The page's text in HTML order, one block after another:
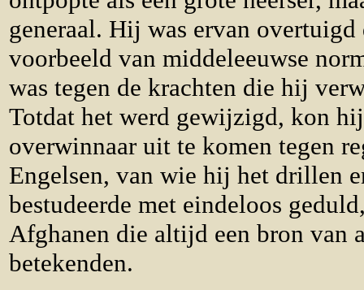
generaal. Hij was ervan overtuigd
voorbeeld van middeleeuwse
was tegen de krachten die hij
Totdat het werd gewijzigd, kon
overwinnaar uit te komen tegen
Engelsen, van wie hij het drillen
bestudeerde met eindeloos
Afghanen die altijd een bron van
betekenden.